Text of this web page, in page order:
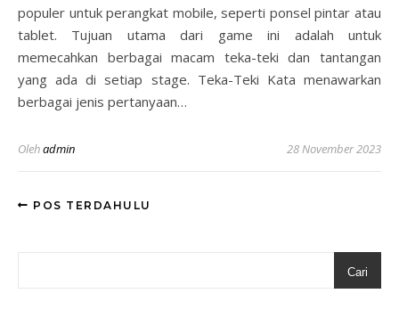
populer untuk perangkat mobile, seperti ponsel pintar atau
tablet. Tujuan utama dari game ini adalah untuk
memecahkan berbagai macam teka-teki dan tantangan
yang ada di setiap stage. Teka-Teki Kata menawarkan
berbagai jenis pertanyaan…
Olehadmin 28 November 2023
POS TERDAHULU
Cari